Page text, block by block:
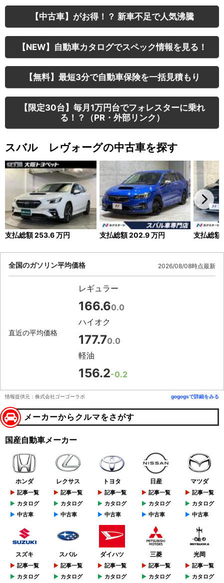
【中古車】がお得！？ 新車不足で人気沸騰
【NEW】自動車カタログでスペック情報を見る！
【無料】最短3分で自動車保険を一括見積もり
【限定30台】毎月1万円台でフォレスターに乗れ
る！？（PR・外部リンク）
スバル レヴォーグの中古車を探す
支払総額253.6万円 支払総額202.9万円 支払総額
全国のガソリン平均価格 2026/08/08時点最新
直近の平均価格
レギュラー
166.60.0
ハイオク
177.70.0
軽油
156.2-0.2
情報提供元：株式会社ゴーゴーラボ gogogsで詳細をみる
メーカーからクルマをさがす
国産自動車メーカー
ホンダ
記事一覧
カタログ
中古車
レクサス
記事一覧
カタログ
中古車
トヨタ
記事一覧
カタログ
中古車
日産
記事一覧
カタログ
中古車
マツダ
記事一覧
カタログ
中古車
スズキ
記事一覧
カタログ
スバル
記事一覧
カタログ
ダイハツ
記事一覧
カタログ
三菱
記事一覧
カタログ
光岡
記事一覧
カタログ